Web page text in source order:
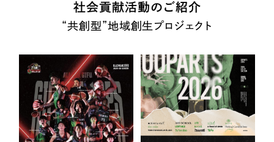
社会貢献活動のご紹介
“共創型”地域創生プロジェクト